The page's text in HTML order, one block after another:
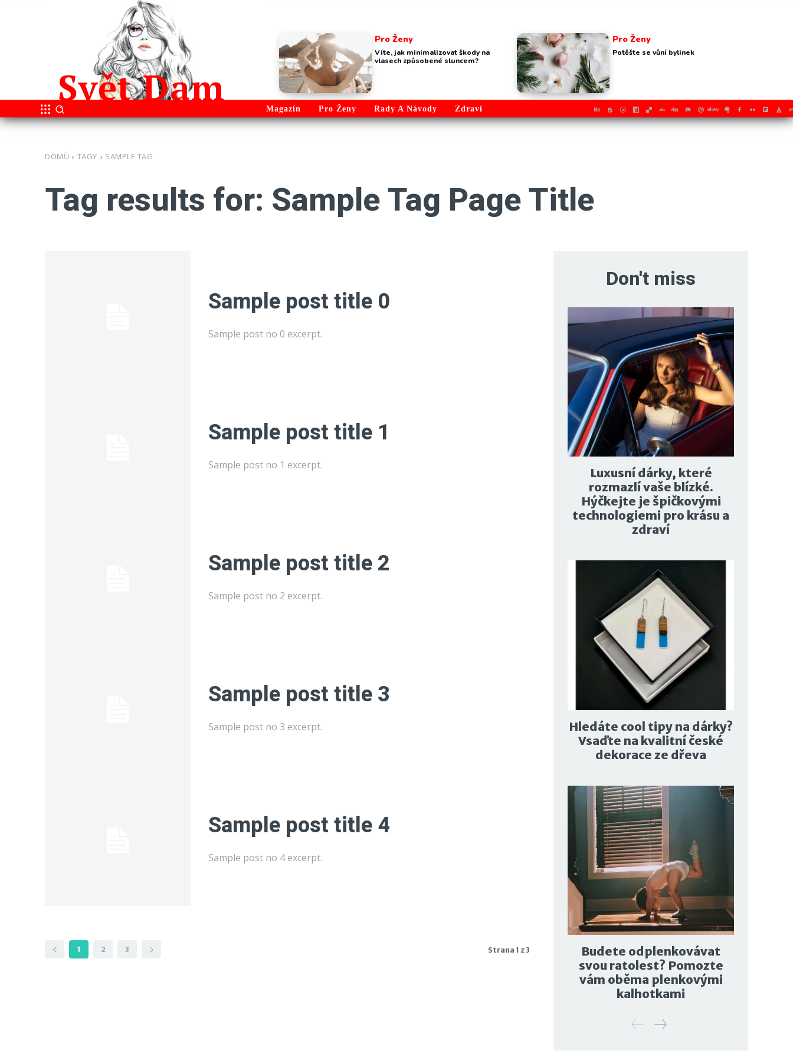
Svět Dam
Pro Ženy
Víte, jak minimalizovat škody na
vlasech způsobené sluncem?
Pro Ženy
Potěšte se vůní bylinek
Magazín Pro Ženy Rady A Návody Zdraví
DOMŮ TAGY SAMPLE TAG
Tag results for: Sample Tag Page Title
Sample post title 0
Sample post no 0 excerpt.
Sample post title 1
Sample post no 1 excerpt.
Sample post title 2
Sample post no 2 excerpt.
Sample post title 3
Sample post no 3 excerpt.
Sample post title 4
Sample post no 4 excerpt.
1 2 3 Strana 1 z 3
Don't miss
Luxusní dárky, které
rozmazlí vaše blízké.
Hýčkejte je špičkovými
technologiemi pro krásu a
zdraví
Hledáte cool tipy na dárky?
Vsaďte na kvalitní české
dekorace ze dřeva
Budete odplenkovávat
svou ratolest? Pomozte
vám oběma plenkovými
kalhotkami